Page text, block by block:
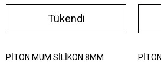
Tükendi
PİTON MUM SİLİKON 8MM